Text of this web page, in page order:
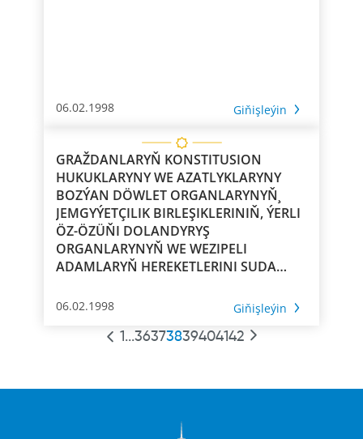
06.02.1998 Giňişleýin
GRAŽDANLARYŇ KONSTITUSION
HUKUKLARYNY WE AZATLYKLARYNY
BOZÝAN DÖWLET ORGANLARYNYŇ¸
JEMGYÝETÇILIK BIRLEŞIKLERINIŇ, ÝERLI
ÖZ-ÖZÜŇI DOLANDYRYŞ
ORGANLARYNYŇ WE WEZIPELI
ADAMLARYŇ HEREKETLERINI SUDA
06.02.1998 Giňişleýin
1...36373839404142